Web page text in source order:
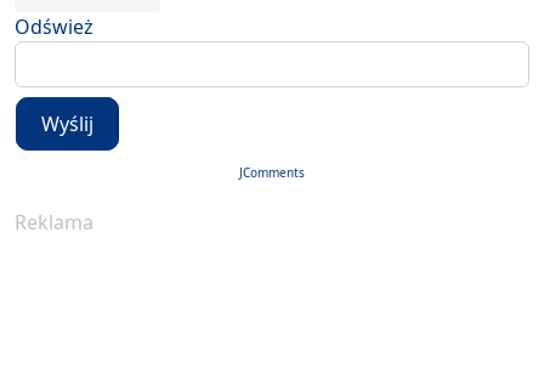
Odśwież
Wyślij
JComments
Reklama